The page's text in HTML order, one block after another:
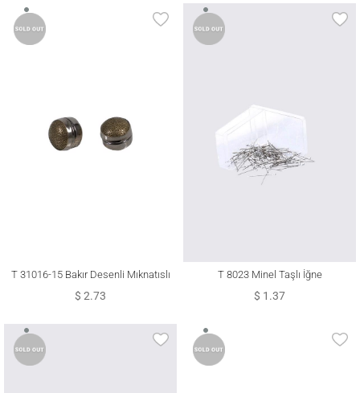
T 31016-15 Bakır Desenli Mıknatıslı
Şal Eşarp Klipsi
$ 2.73
T 8023 Minel Taşlı İğne
$ 1.37